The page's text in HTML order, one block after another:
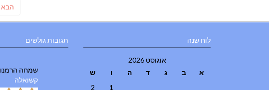
הבא
תגובות גולשים
שמחה הרמנו
קשואלה
לוח שנה
אוגוסט 2026
א
ב ג ד ה ו
ש
1
2